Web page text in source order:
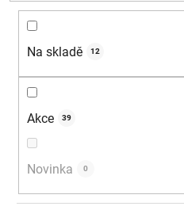
d
Na skladě 12
Akce 39
Novinka 0